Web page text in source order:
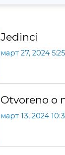
Jedinci
март 27, 2024
Otvoreno o
март 13, 2024